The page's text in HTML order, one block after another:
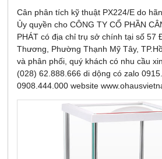
Cân phân tích kỹ thuật PX224/E do
Ủy quyền cho CÔNG TY CỔ PHẦN
PHÁT có địa chỉ trụ sở chính tại số 57
Thương, Phường Thạnh Mỹ Tây,
và phân phối, quý khách có nhu cầu
(028) 62.888.666 di dộng có zalo
0908.444.000 website